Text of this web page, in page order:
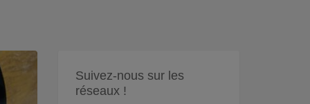
Suivez-nous sur les
réseaux !